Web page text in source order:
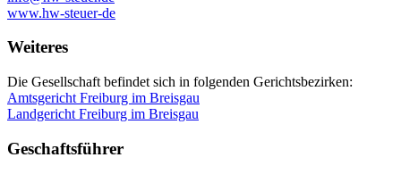
www.hw-steuer-de
Weiteres
Die Gesellschaft befindet sich in folgenden Gerichtsbezirken:
Amtsgericht Freiburg im Breisgau
Landgericht Freiburg im Breisgau
Geschaftsführer